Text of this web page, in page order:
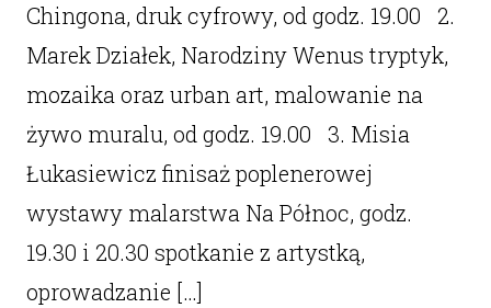
Chingona, druk cyfrowy, od godz. 19.00 2.
Marek Działek, Narodziny Wenus tryptyk,
mozaika oraz urban art, malowanie na
żywo muralu, od godz. 19.00 3. Misia
Łukasiewicz finisaż poplenerowej
wystawy malarstwa Na Północ, godz.
19.30 i 20.30 spotkanie z artystką,
oprowadzanie […]